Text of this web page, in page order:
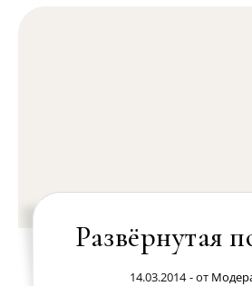
Развёрнутая
14.03.2014 - от